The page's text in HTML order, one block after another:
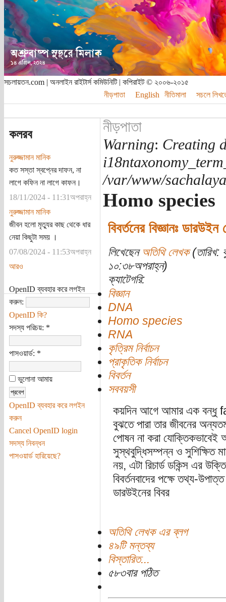
সচলায়তন.com | অনলাইন রাইটার্স কমিউনিটি | কপিরাইট © ২০০৬-২০১৫
নীড়পাতা
English নীতিমালা সচলে
কলরব
নুরুজ্জামান মানিক
কত সস্তা স্বপ্নের দাফন, না
লাগে কফিন না লাগে কাফন।
18/11/2024 - 11:31অপরাহ্ন
নুরুজ্জামান মানিক
জীবন হলো মৃত্যুর কাছ থেকে ধার
নেয়া কিছুটা সময় ।
07/08/2024 - 11:53অপরাহ্ন
আরও
OpenID ব্যবহার করে লগইন
করুন:
OpenID কি?
সদস্য পরিচয়: *
পাসওয়ার্ড: *
ভুলোনা আমায়
OpenID ব্যবহার করে লগইন
করুন
Cancel OpenID login
সদস্য নিবন্ধন
পাসওয়ার্ড হারিয়েছে?
নীড়পাতা
Warning: Creating
/var/www/
Homo species
বিবর্তনের বিজ্ঞানঃ ডারউইন
লিখেছেন অতিথি লেখক(তারিখ:
১০:৩৮অপরাহ্ন)
ক্যাটেগরি:
বিজ্ঞান
DNA
Homo species
RNA
কৃত্রিম নির্বাচন
প্রাকৃতিক নির্বাচন
বিবর্তন
সববয়সী
কয়দিন আগে আমার এক বন্ধু
বুঝতে পারা তার জীবনের
পোষন না করা যোক্তিকভাবেই
সুস্থবুদ্ধিসম্পন্ন ও সুশিক্ষিত
নয়, এটা রিচার্ড ডকিন্স এর
বিবর্তনবাদের পক্ষে তথ্য-
ডারউইনের বিবর
অতিথি লেখক এর ব্লগ
৪৯টি মন্তব্য
বিস্তারিত...
৫৮৩বার পঠিত